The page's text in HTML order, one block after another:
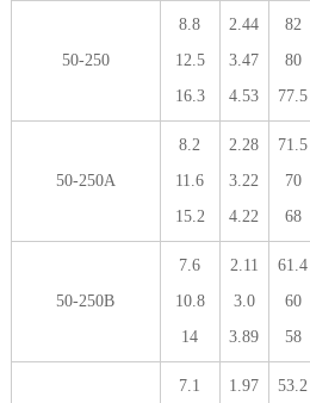
50-250
8.8
12.5
16.3
2.44
3.47
4.53
82
80
77.5
50-250A
8.2
11.6
15.2
2.28
3.22
4.22
71.5
70
68
50-250B
7.6
10.8
14
2.11
3.0
3.89
61.4
60
58
7.1
1.97
53.2